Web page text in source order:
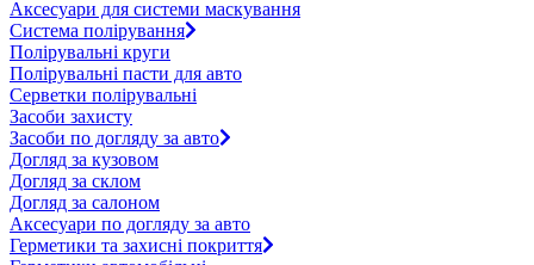
Аксесуари для системи маскування
Система полірування
Полірувальні круги
Полірувальні пасти для авто
Серветки полірувальні
Засоби захисту
Засоби по догляду за авто
Догляд за кузовом
Догляд за склом
Догляд за салоном
Аксесуари по догляду за авто
Герметики та захисні покриття